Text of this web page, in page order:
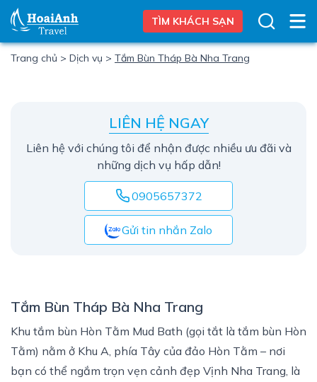
TÌM KHÁCH SẠN
Trang chủ > Dịch vụ > Tắm Bùn Tháp Bà Nha Trang
LIÊN HỆ NGAY
Liên hệ với chúng tôi để nhận được nhiều ưu đãi và
những dịch vụ hấp dẫn!
0905657372
Gửi tin nhắn Zalo
Tắm Bùn Tháp Bà Nha Trang
Khu tắm bùn Hòn Tằm Mud Bath (gọi tắt là tắm bùn Hòn
Tằm) nằm ở Khu A, phía Tây của đảo Hòn Tằm – nơi
bạn có thể ngắm trọn vẹn cảnh đẹp Vịnh Nha Trang, là